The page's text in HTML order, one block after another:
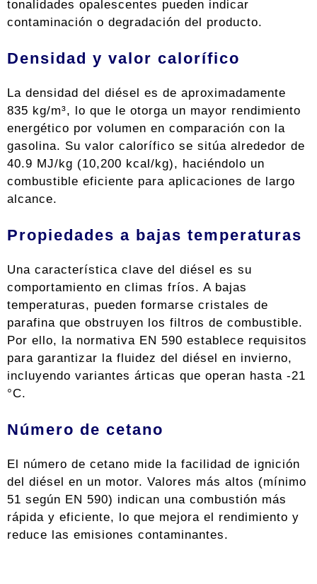
tonalidades opalescentes pueden indicar
contaminación o degradación del producto.
Densidad y valor calorífico
La densidad del diésel es de aproximadamente
835 kg/m³, lo que le otorga un mayor rendimiento
energético por volumen en comparación con la
gasolina. Su valor calorífico se sitúa alrededor de
40.9 MJ/kg (10,200 kcal/kg), haciéndolo un
combustible eficiente para aplicaciones de largo
alcance.
Propiedades a bajas temperaturas
Una característica clave del diésel es su
comportamiento en climas fríos. A bajas
temperaturas, pueden formarse cristales de
parafina que obstruyen los filtros de combustible.
Por ello, la normativa EN 590 establece requisitos
para garantizar la fluidez del diésel en invierno,
incluyendo variantes árticas que operan hasta -21
°C.
Número de cetano
El número de cetano mide la facilidad de ignición
del diésel en un motor. Valores más altos (mínimo
51 según EN 590) indican una combustión más
rápida y eficiente, lo que mejora el rendimiento y
reduce las emisiones contaminantes.